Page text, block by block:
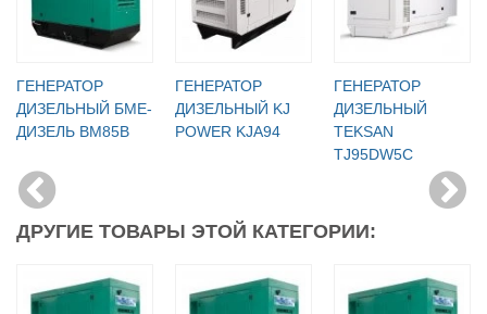
ГЕНЕРАТОР
ДИЗЕЛЬНЫЙ БМЕ-
ДИЗЕЛЬ BM85B
ГЕНЕРАТОР
ДИЗЕЛЬНЫЙ KJ
POWER KJA94
ГЕНЕРАТОР
ДИЗЕЛЬНЫЙ
TEKSAN
TJ95DW5C
ДРУГИЕ ТОВАРЫ ЭТОЙ КАТЕГОРИИ: